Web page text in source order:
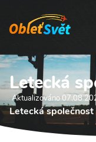
Letecká
Aktualizováno 07.08
Letecká společnost